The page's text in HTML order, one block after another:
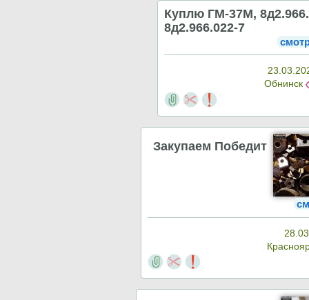
Куплю ГМ-37М,
8д2.966.022-7
Обнинск
Закупаем Победит